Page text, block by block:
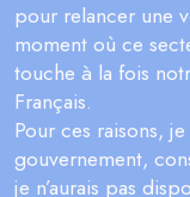
pour relancer une
moment où ce
touche à la fois
Français.
Pour ces raisons,
gouvernement,
je n’aurais pas